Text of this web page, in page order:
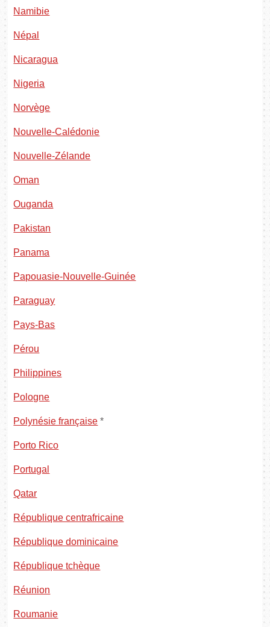
Namibie
Népal
Nicaragua
Nigeria
Norvège
Nouvelle-Calédonie
Nouvelle-Zélande
Oman
Ouganda
Pakistan
Panama
Papouasie-Nouvelle-Guinée
Paraguay
Pays-Bas
Pérou
Philippines
Pologne
Polynésie française *
Porto Rico
Portugal
Qatar
République centrafricaine
République dominicaine
République tchèque
Réunion
Roumanie